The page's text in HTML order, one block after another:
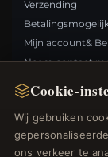
Cookie-
Wij gebruiken
ons verkeer te
Verzending
Mijn account&
Neem contact
Nieuwe